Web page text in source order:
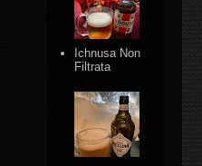
Ichnusa Non
Filtrata